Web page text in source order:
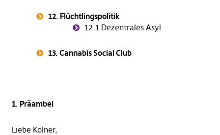
12. Flüchtlingspolitik
12.1 Dezentrales Asyl
13. Cannabis Social Club
1. Präambel
Liebe Kölner,